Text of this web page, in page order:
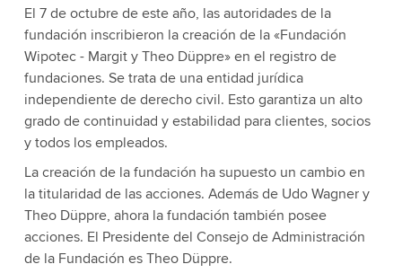
El 7 de octubre de este año, las autoridades de la
fundación inscribieron la creación de la «Fundación
Wipotec - Margit y Theo Düppre» en el registro de
fundaciones. Se trata de una entidad jurídica
independiente de derecho civil. Esto garantiza un alto
grado de continuidad y estabilidad para clientes, socios
y todos los empleados.
La creación de la fundación ha supuesto un cambio en
la titularidad de las acciones. Además de Udo Wagner y
Theo Düppre, ahora la fundación también posee
acciones. El Presidente del Consejo de Administración
de la Fundación es Theo Düppre.